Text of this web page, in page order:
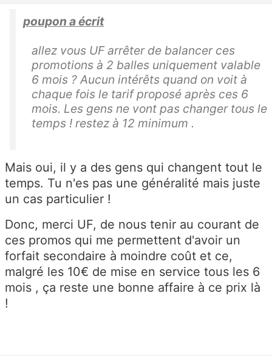
poupon a écrit
allez vous UF arrêter de balancer ces
promotions à 2 balles uniquement valable
6 mois ? Aucun intérêts quand on voit à
chaque fois le tarif proposé après ces 6
mois. Les gens ne vont pas changer tous le
temps ! restez à 12 minimum .
Mais oui, il y a des gens qui changent tout le
temps. Tu n'es pas une généralité mais juste
un cas particulier !
Donc, merci UF, de nous tenir au courant de
ces promos qui me permettent d'avoir un
forfait secondaire à moindre coût et ce,
malgré les 10€ de mise en service tous les 6
mois , ça reste une bonne affaire à ce prix là
!